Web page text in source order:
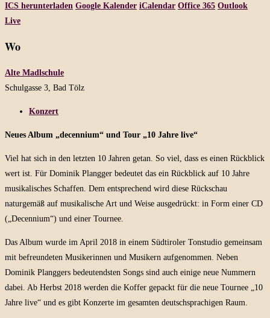
ICS herunterladen Google Kalender iCalendar Office 365 Outlook
Live
Wo
Alte Madlschule
Schulgasse 3, Bad Tölz
Konzert
Neues Album „decennium“ und Tour „10 Jahre live“
Viel hat sich in den letzten 10 Jahren getan. So viel, dass es einen Rückblick
wert ist. Für Dominik Plangger bedeutet das ein Rückblick auf 10 Jahre
musikalisches Schaffen. Dem entsprechend wird diese Rückschau
naturgemäß auf musikalische Art und Weise ausgedrückt: in Form einer CD
(„Decennium“) und einer Tournee.
Das Album wurde im April 2018 in einem Südtiroler Tonstudio gemeinsam
mit befreundeten Musikerinnen und Musikern aufgenommen. Neben
Dominik Planggers bedeutendsten Songs sind auch einige neue Nummern
dabei. Ab Herbst 2018 werden die Koffer gepackt für die neue Tournee „10
Jahre live“ und es gibt Konzerte im gesamten deutschsprachigen Raum.